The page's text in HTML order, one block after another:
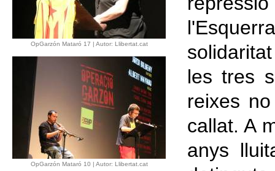
OpGarzón Mataró 17 | Autor: Llibertat.cat
OpGarzón Mataró 10 | Autor: Llibertat.cat
les tres
reixes
callat. A
anys